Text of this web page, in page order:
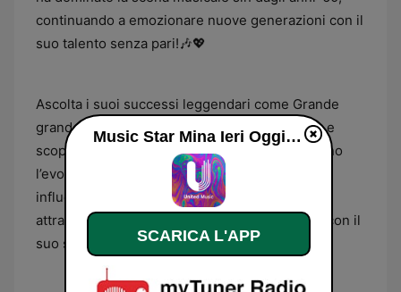
continuando a emozionare nuove generazioni con il
suo talento senza pari!🎶💖
Ascolta i suoi successi leggendari come Grande
grande grande, Se telefonando, Non credere, e
scopri anche brani meno conosciuti che rivelano
l’evoluzione artistica di una delle cantanti più
influenti di tutti i tempi. Mina è un’icona che
attraversa le epoche, dal passato al presente, con il
suo stile unico e inimitabile! 🎧✨
Music Star Mina Ieri Oggi e Domani - United Music diretta
SCARICA L'APP